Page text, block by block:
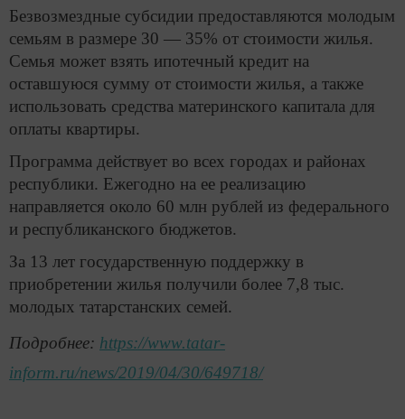
Безвозмездные субсидии предоставляются молодым
семьям в размере 30 — 35% от стоимости жилья.
Семья может взять ипотечный кредит на
оставшуюся сумму от стоимости жилья, а также
использовать средства материнского капитала для
оплаты квартиры.
Программа действует во всех городах и районах
республики. Ежегодно на ее реализацию
направляется около 60 млн рублей из федерального
и республиканского бюджетов.
За 13 лет государственную поддержку в
приобретении жилья получили более 7,8 тыс.
молодых татарстанских семей.
Подробнее: https://www.tatar-
inform.ru/news/2019/04/30/649718/